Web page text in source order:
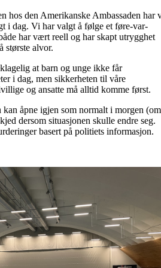
hos den Amerikanske Ambassaden har
i dag. Vi har valgt å følge et føre-var-
har vært reell og har skapt utrygghet
største alvor.
at barn og unge ikke får
i dag, men sikkerheten til våre
og ansatte må alltid komme først.
åpne igjen som normalt i morgen (om
dersom situasjonen skulle endre seg.
basert på politiets informasjon.